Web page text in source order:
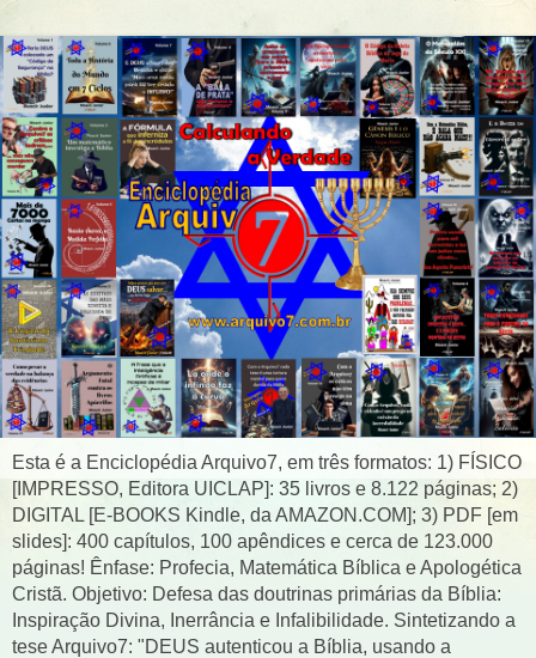
Esta é a Enciclopédia Arquivo7, em três formatos: 1) FÍSICO
[IMPRESSO, Editora UICLAP]: 35 livros e 8.122 páginas; 2)
DIGITAL [E-BOOKS Kindle, da AMAZON.COM]; 3) PDF [em
slides]: 400 capítulos, 100 apêndices e cerca de 123.000
páginas! Ênfase: Profecia, Matemática Bíblica e Apologética
Cristã. Objetivo: Defesa das doutrinas primárias da Bíblia:
Inspiração Divina, Inerrância e Infalibilidade. Sintetizando a
tese Arquivo7: "DEUS autenticou a Bíblia, usando a